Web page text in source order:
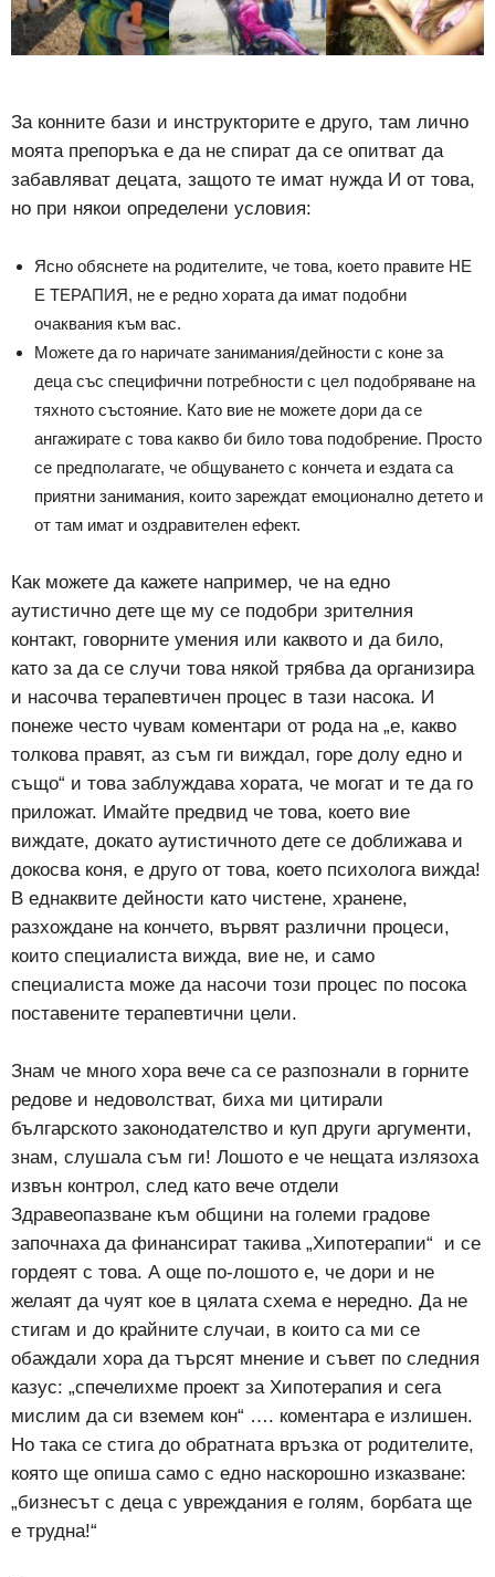
За конните бази и инструкторите е друго, там лично
моята препоръка е да не спират да се опитват да
забавляват децата, защото те имат нужда И от това,
но при някои определени условия:
Ясно обяснете на родителите, че това, което правите НЕ
Е ТЕРАПИЯ, не е редно хората да имат подобни
очаквания към вас.
Можете да го наричате занимания/дейности с коне за
деца със специфични потребности с цел подобряване на
тяхното състояние. Като вие не можете дори да се
ангажирате с това какво би било това подобрение. Просто
се предполагате, че общуването с кончета и ездата са
приятни занимания, които зареждат емоционално детето и
от там имат и оздравителен ефект.
Как можете да кажете например, че на едно
аутистично дете ще му се подобри зрителния
контакт, говорните умения или каквото и да било,
като за да се случи това някой трябва да организира
и насочва терапевтичен процес в тази насока. И
понеже често чувам коментари от рода на „е, какво
толкова правят, аз съм ги виждал, горе долу едно и
също“ и това заблуждава хората, че могат и те да го
приложат. Имайте предвид че това, което вие
виждате, докато аутистичното дете се доближава и
докосва коня, е друго от това, което психолога вижда!
В еднаквите дейности като чистене, хранене,
разхождане на кончето, вървят различни процеси,
които специалиста вижда, вие не, и само
специалиста може да насочи този процес по посока
поставените терапевтични цели.
Знам че много хора вече са се разпознали в горните
редове и недоволстват, биха ми цитирали
българското законодателство и куп други аргументи,
знам, слушала съм ги! Лошото е че нещата излязоха
извън контрол, след като вече отдели
Здравеопазване към общини на големи градове
започнаха да финансират такива „Хипотерапии“ и се
гордеят с това. А още по-лошото е, че дори и не
желаят да чуят кое в цялата схема е нередно. Да не
стигам и до крайните случаи, в които са ми се
обаждали хора да търсят мнение и съвет по следния
казус: „спечелихме проект за Хипотерапия и сега
мислим да си вземем кон“ …. коментара е излишен.
Но така се стига до обратната връзка от родителите,
която ще опиша само с едно наскорошно изказване:
„бизнесът с деца с увреждания е голям, борбата ще
е трудна!“